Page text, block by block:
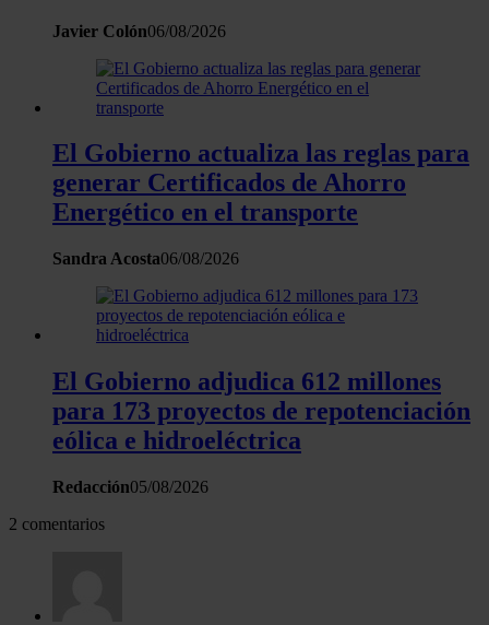
Javier Colón06/08/2026
El Gobierno actualiza las reglas para
generar Certificados de Ahorro
Energético en el transporte
Sandra Acosta06/08/2026
El Gobierno adjudica 612 millones
para 173 proyectos de repotenciación
eólica e hidroeléctrica
Redacción05/08/2026
2 comentarios